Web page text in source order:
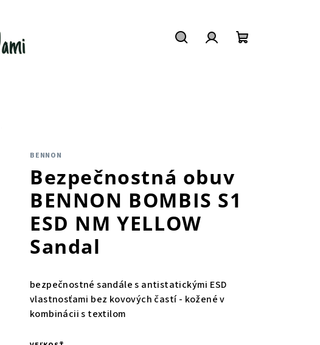
BENNON
Bezpečnostná obuv
BENNON BOMBIS S1
ESD NM YELLOW
Sandal
bezpečnostné sandále s antistatickými ESD
vlastnosťami bez kovových častí - kožené v
kombinácii s textilom